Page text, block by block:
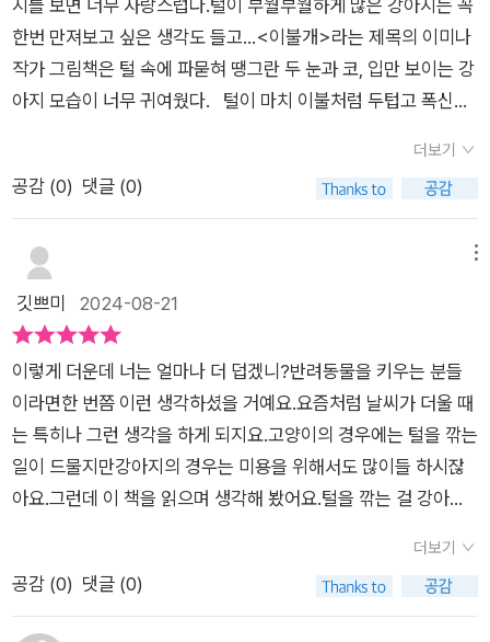
만들었습니다. 이미나 작가의 다음 작품도 기대됩니다.출판사
제공 도서
게 된 순간, 이야기는 다시 따뜻함을 되찾습니다. 친구들이 이불
개를 따뜻하게 감싸주고, 이불개는 다시 포근함을 느끼게 됩니다.
이 장면은 진정한 우정과 연대의 힘을 보여주며, 서로를 배려하는
마음이 얼마나 중요한지 일깨워줍니다.이 책은 어린이들에게 여
러 가지 중요한 교훈을 전해줍니다. 첫째, '나눔과 배려'의 가치를
가르칩니다. 이불개가 자신의 따뜻함을 친구들과 나누는 모습은,
지를 전달합니다. 이는 단지 물질적인 것이 아니라, 감정적인 따
뜻함과 위로도 나눌 수 있다는 것을 알려줍니다.둘째, '우정과 연
대'의 중요성을 강조합니다. 이불개가 힘들고 어려운 상황에 처했
을 때, 친구들이 다가와 그를 도와주는 장면은 어린이들에게 진정
한 친구란 서로를 돕고, 어려울 때 곁에 있어 주는 사람임을 알려
줍니다. 이러한 경험을 통해 어린이들은 친구들과의 관계 속에서
서로를 존중하고 지지하는 법을 배울 수 있습니다.셋째, '회복과
희망'에 대한 메시지를 담고 있습니다. 이불개는 털을 깎여 추위
에 떨게 되지만, 친구들의 도움으로 다시 따뜻함을 되찾습니다.
의 도움을 받아 회복할 수 있음을 가르쳐 줍니다. 이는 성장 과정
에서 중요한 심리적 자원을 형성하는 데 기여할 것입니다.'이불
개'는 단순한 이야기 속에 따뜻한 메시지를 담아, 아이들에게 사
지를 보면 너무 사랑스럽다.털이 부월부월하게 많은 강아지는 꼭
한번 만져보고 싶은 생각도 들고...<이불개>라는 제목의 이미나
작가 그림책은 털 속에 파묻혀 땡그란 두 눈과 코, 입만 보이는 강
아지 모습이 너무 귀여웠다. 털이 마치 이불처럼 두텁고 폭신해
품 속은 겨울에 더 빛을 발한다.그런 이불개에게서 털을 깍아버리
는 미용은 재앙이다.추워 덜덜 떠는 이불개에게 자신의 품을 내어
나 작가가 키우던 까만개 토토를 모델로 작품을 썼다는 <이불개
>는서로가 서로에게 따뜻한 이불이 되어주는 개들을 보며사람
사는 세상도 서로가 서로를 보듬어 주며 기꺼이 온기를 나누는 따
다.
더보기
공감 (0) 댓글 (0)
깃쁘미 2024-08-21
이렇게 더운데 너는 얼마나 더 덥겠니?반려동물을 키우는 분들
이라면한 번쯤 이런 생각하셨을 거예요.요즘처럼 날씨가 더울 때
는 특히나 그런 생각을 하게 되지요.고양이의 경우에는 털을 깎는
일이 드물지만강아지의 경우는 미용을 위해서도 많이들 하시잖
아요.그런데 이 책을 읽으며 생각해 봤어요.털을 깎는 걸 강아지
나 작가님이 다섯 번째 책입니다.작가님에게는 반려견 토토가 있
는데요.털을 깎을 때마다 벌벌 떠는 토토의 모습을 보고토토를 모
더보기
공감 (0) 댓글 (0)